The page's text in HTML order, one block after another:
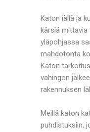
Katon iällä ja
kärsiä mittavia
yläpohjassa
mahdotonta
Katon
vahingon
rakennuksen
Meillä katon
puhdistuksiin,